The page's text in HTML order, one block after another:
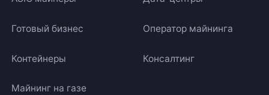
Готовый бизнес
Контейнеры
Майнинг на газе
Оператор майнинга
Консалтинг